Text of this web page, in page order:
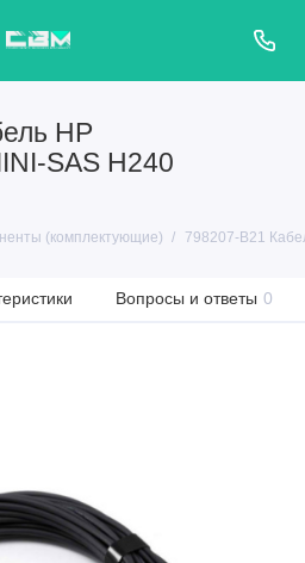
HP
SAS H240
(комплектующие) 798207-B21
Вопросы и ответы 0